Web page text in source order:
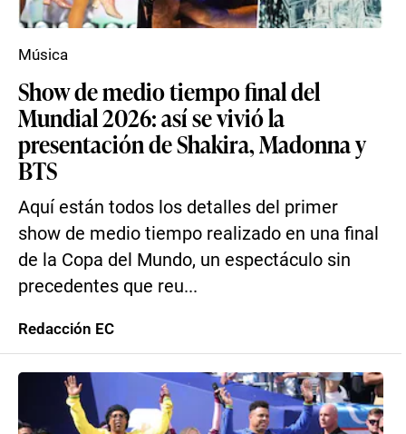
Show de medio tiempo final del
Mundial 2026: así se vivió la
presentación de Shakira, Madonna y
BTS
Aquí están todos los detalles del primer
show de medio tiempo realizado en una final
de la Copa del Mundo, un espectáculo sin
precedentes que reu...
Música
Redacción EC